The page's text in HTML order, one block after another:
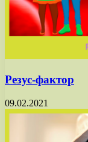
Резус-фактор
09.02.2021